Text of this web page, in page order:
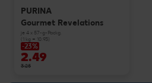
PURINA
Gourmet Revelations
je 4 x 57-g-Packg.
(1 kg = 10.93)
-23%
2.49
3.25